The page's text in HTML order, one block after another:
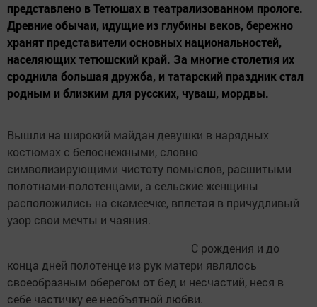
представлено в Тетюшах в театрализованном прологе.
Древние обычаи, идущие из глубины веков, бережно
хранят представители основных национальностей,
населяющих тетюшский край. За многие столетия их
сроднила большая дружба, и татарский праздник стал
родным и близким для русских, чуваш, мордвы.
Вышли на широкий майдан девушки в нарядных
костюмах с белоснежными, словно
символизирующими чистоту помыслов, расшитыми
полотнами-полотенцами, а сельские женщины
расположились на скамеечке, вплетая в причудливый
узор свои мечты и чаяния.
С рождения и до
конца дней полотенце из рук матери являлось
своеобразным оберегом от бед и несчастий, неся в
себе частичку ее необъятной любви.